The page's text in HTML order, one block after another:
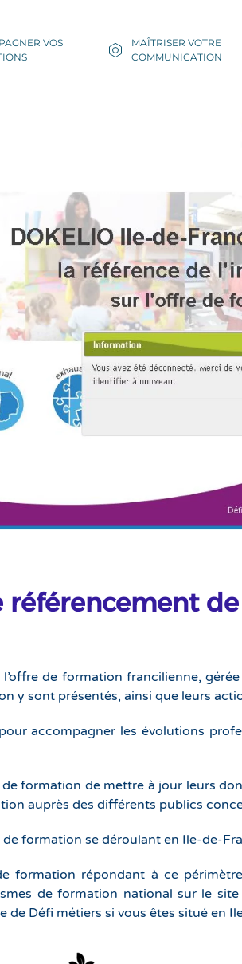
VOS
MAÎTRISER VOTRE
COMMUNICATION
référencement
de formation francilienne,
y sont présentés, ainsi que leurs
accompagner les évolutions
formation de mettre à jour leurs
auprès des différents publics
formation se déroulant en Ile-de-
formation répondant à ce
de formation national sur le
de Défi métiers si vous êtes situé en